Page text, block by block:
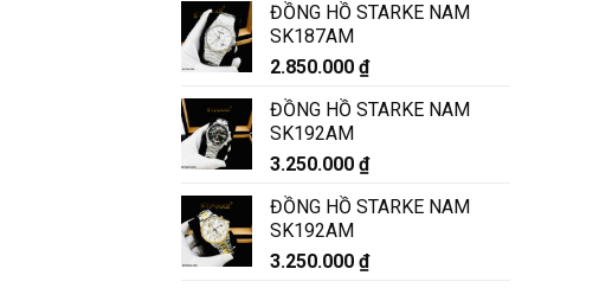
ĐỒNG HỒ STARKE NAM
SK187AM
2.850.000 ₫
ĐỒNG HỒ STARKE NAM
SK192AM
3.250.000 ₫
ĐỒNG HỒ STARKE NAM
SK192AM
3.250.000 ₫